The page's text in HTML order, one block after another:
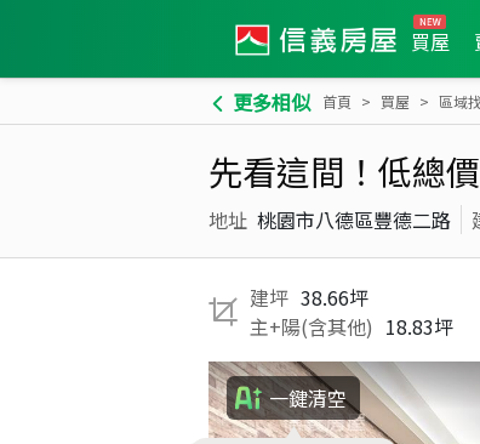
買屋
更多相似 首頁 買屋 區域
先看這間！低總
地址 桃園市八德區豐德二路
建坪 38.66坪
主+陽(含其他) 18.83坪
一鍵清空